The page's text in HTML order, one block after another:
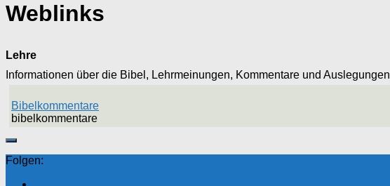
Weblinks
Lehre
Informationen über die Bibel, Lehrmeinungen, Kommentare und Auslegungen
Bibelkommentare
bibelkommentare
Folgen: